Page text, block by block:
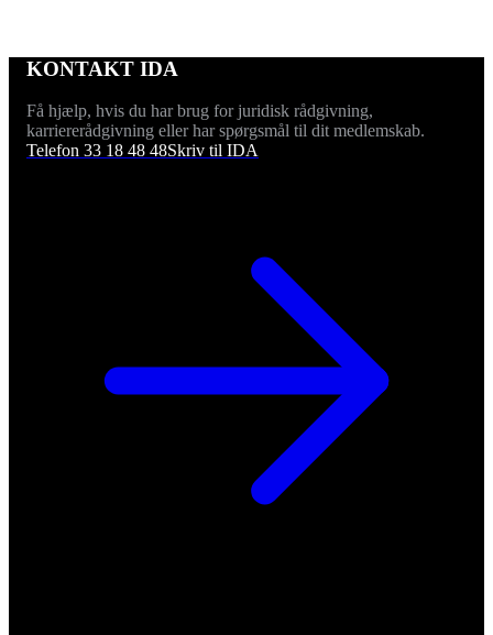
KONTAKT IDA
Få hjælp, hvis du har brug for juridisk rådgivning,
karriererådgivning eller har spørgsmål til dit medlemskab.
Telefon 33 18 48 48Skriv til IDA